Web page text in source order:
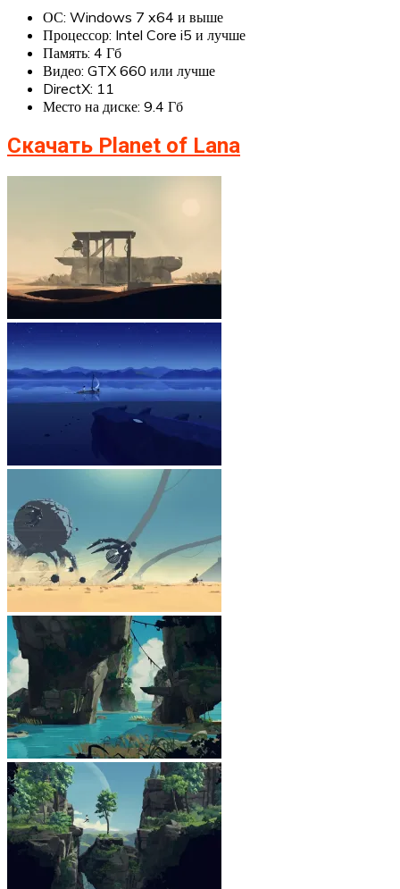
ОС: Windows 7 x64 и выше
Процессор: Intel Core i5 и лучше
Память: 4 Гб
Видео: GTX 660 или лучше
DirectX: 11
Место на диске: 9.4 Гб
Скачать Planet of Lana